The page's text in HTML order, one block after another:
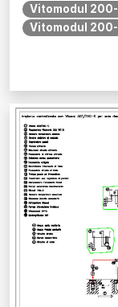
Vitomodul
Vitomodul 200-